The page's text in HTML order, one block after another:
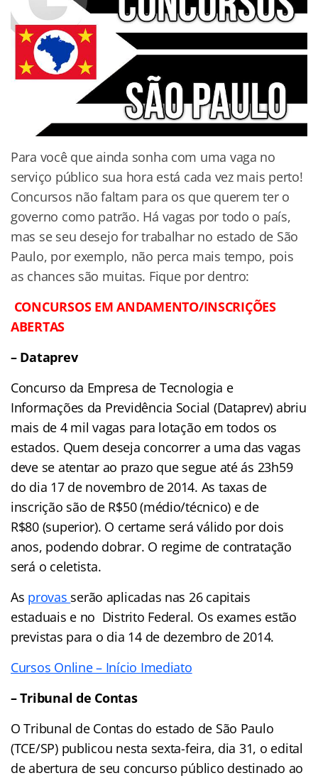
Para você que ainda sonha com uma vaga no
serviço público sua hora está cada vez mais perto!
Concursos não faltam para os que querem ter o
governo como patrão. Há vagas por todo o país,
mas se seu desejo for trabalhar no estado de São
Paulo, por exemplo, não perca mais tempo, pois
as chances são muitas. Fique por dentro:
CONCURSOS EM ANDAMENTO/INSCRIÇÕES
ABERTAS
– Dataprev
Concurso da Empresa de Tecnologia e
Informações da Previdência Social (Dataprev) abriu
mais de 4 mil vagas para lotação em todos os
estados. Quem deseja concorrer a uma das vagas
deve se atentar ao prazo que segue até ás 23h59
do dia 17 de novembro de 2014. As taxas de
inscrição são de R$50 (médio/técnico) e de
R$80 (superior). O certame será válido por dois
anos, podendo dobrar. O regime de contratação
será o celetista.
As provas serão aplicadas nas 26 capitais
estaduais e no Distrito Federal. Os exames estão
previstas para o dia 14 de dezembro de 2014.
Cursos Online – Início Imediato
– Tribunal de Contas
O Tribunal de Contas do estado de São Paulo
(TCE/SP) publicou nesta sexta-feira, dia 31, o edital
de abertura de seu concurso público destinado ao